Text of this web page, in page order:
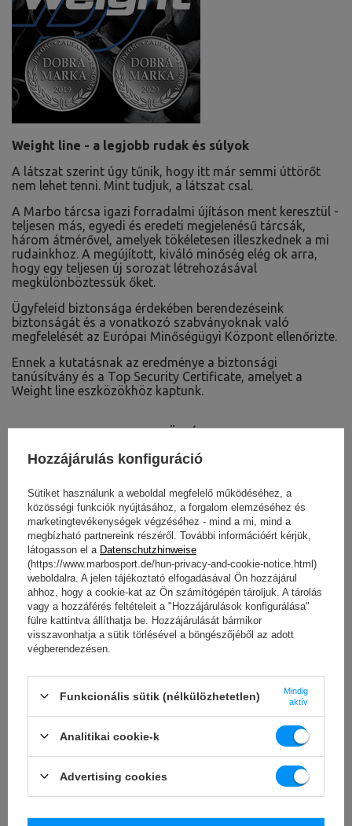
Weight line - a legjobb rudak és súlyok
A látszat szerint úgy tűnik, hogy itt már semmi úttörőt
nem lehet tenni. Mint tudjuk, a látszat csal.
A Marbo tárcsa igazi forradalmi újításon ment keresztül -
teljesen más, egyedi és eredeti megjelenésű tárcsák,
három átmérővel, amelyek tökéletesen illeszkednek a mi
rudainkhoz. A megújított, kiváló minőség elég ok arra,
hogy egy teljesen új sorozat létrehozásával
megkülönböztessük őket.
Ügyfeleid biztonsága érdekében berendezéseink
biztonságát és a vonatkozó szabványoknak való
megfelelését az Európai Minőségügyi Központ ellenőrizte.
Ennek a kutatásnak az eredménye a biztonsági
tanúsítvány és a Top Security Certificate, amelyet a
Weight line eszközökhöz kaptunk.
LETÖLTÉS
FONTOS BIZTONSÁGI INFORMÁCIÓK
Műszaki adatok
Súly
átmérő 17 cm
vastagság 25 mm
Anyag
Súrtűrés ~5%
Hozzájárulás konfiguráció
Sütiket használunk a weboldal megfelelő működéséhez, a
közösségi funkciók nyújtásához, a forgalom elemzéséhez és
marketingtevékenységek végzéséhez - mind a mi, mind a
megbízható partnereink részéről. További információért kérjük,
látogasson el a Datenschutzhinweise
(https://www.marbosport.de/hun-privacy-and-cookie-notice.html)
weboldalra. A jelen tájékoztató elfogadásával Ön hozzájárul
ahhoz, hogy a cookie-kat az Ön számítógépén tároljuk. A tárolás
vagy a hozzáférés feltételeit a "Hozzájárulások konfigurálása"
fülre kattintva állíthatja be. Hozzájárulását bármikor
visszavonhatja a sütik törlésével a böngészőjéből az adott
végberendezésen.
Funkcionális sütik (nélkülözhetetlen)
Mindig
aktív
Analitikai cookie-k
Advertising cookies